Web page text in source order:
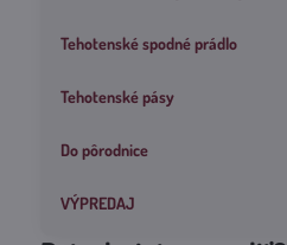
Tehotenské spodné prádlo
Tehotenské pásy
Do pôrodnice
VÝPREDAJ